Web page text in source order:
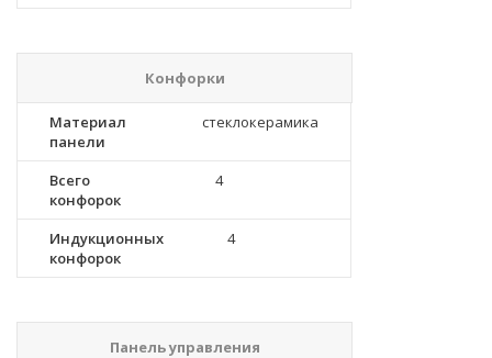
Конфорки
Материал
панели
стеклокерамика
Всего
конфорок
4
Индукционных
конфорок
4
Панель управления